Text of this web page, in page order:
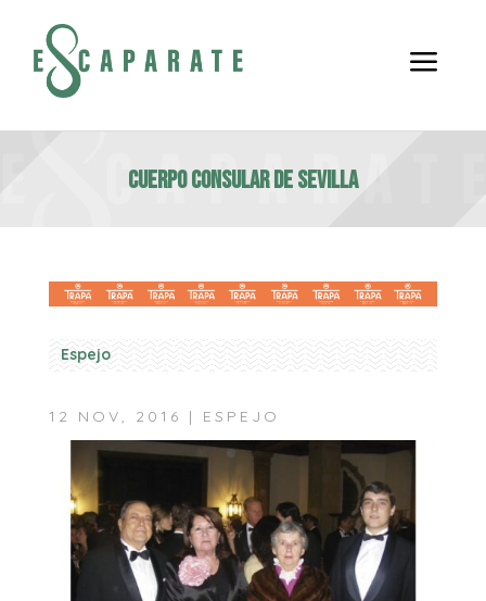
a
Cuerpo Consular de Sevilla
Espejo
12 NOV, 2016 | ESPEJO